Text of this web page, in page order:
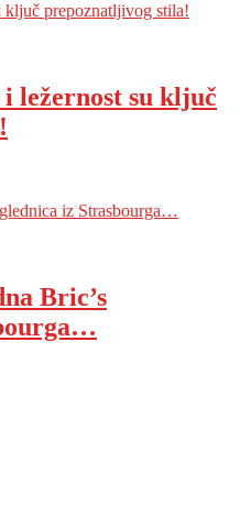
ključ prepoznatljivog stila!
ležernost su ključ
iz Strasbourga…
Bric’s